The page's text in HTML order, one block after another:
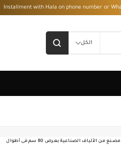
الكل
مشاية مطبخ خفيفة بظهر مصنع من الألياف الصناعية بعرض 80 سم فى أطوال